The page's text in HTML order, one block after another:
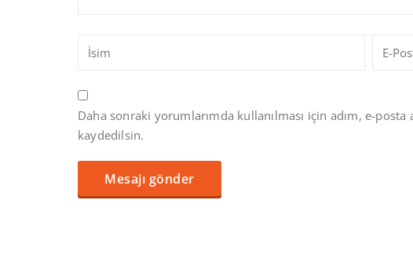
Daha sonraki yorumlarımda kullanılması için adım, e-
kaydedilsin.